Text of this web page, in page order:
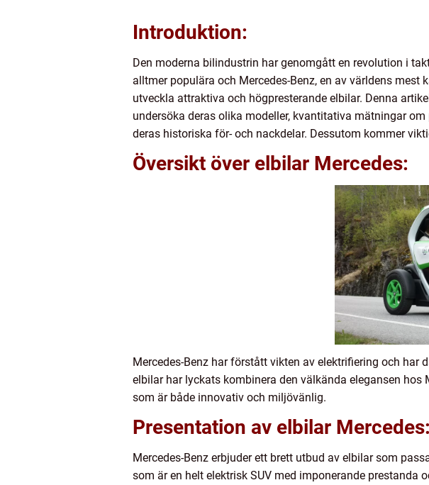
Introduktion:
Den moderna bilindustrin har genomgått en revolution i
alltmer populära och Mercedes-Benz, en av världens
utveckla attraktiva och högpresterande elbilar. Denna
undersöka deras olika modeller, kvantitativa mätningar
deras historiska för- och nackdelar. Dessutom kommer
Översikt över elbilar Mercedes:
Mercedes-Benz har förstått vikten av elektrifiering och
elbilar har lyckats kombinera den välkända elegansen
som är både innovativ och miljövänlig.
Presentation av elbilar Mercedes:
Mercedes-Benz erbjuder ett brett utbud av elbilar som
som är en helt elektrisk SUV med imponerande prestanda